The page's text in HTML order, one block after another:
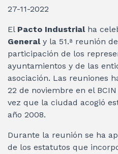
27-11-2022
El Pacto Industrialha
Generaly la 51.ª reunión
participación de los
ayuntamientos y de las
asociación. Las reuniones
22 de noviembre en el
vez que la ciudad acogió
año 2008.
Durante la reunión se ha
de los estatutos que